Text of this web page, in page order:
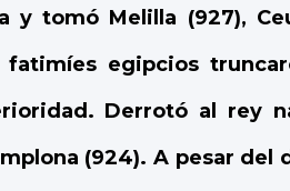
y tomó Melilla (927),
fatimíes egipcios
Derrotó al rey
(924). A pesar